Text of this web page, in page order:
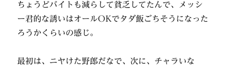
ちょうどバイトも減らして貧乏してたんで、メッシ
ー君的な誘いはオールOKでタダ飯ごちそうになった
ろうかくらいの感じ。
最初は、ニヤけた野郎だなで、次に、チャラいな